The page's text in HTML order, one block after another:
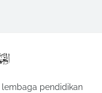
lembaga pendidikan